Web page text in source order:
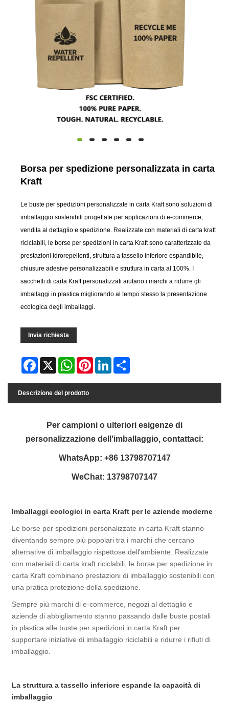
Borsa per spedizione personalizzata in carta
Kraft
Le buste per spedizioni personalizzate in carta Kraft sono soluzioni di
imballaggio sostenibili progettate per applicazioni di e-commerce,
vendita al dettaglio e spedizione. Realizzate con materiali di carta kraft
riciclabili, le borse per spedizioni in carta Kraft sono caratterizzate da
prestazioni idrorepellenti, struttura a tassello inferiore espandibile,
chiusure adesive personalizzabili e struttura in carta al 100%. I
sacchetti di carta Kraft personalizzati aiutano i marchi a ridurre gli
imballaggi in plastica migliorando al tempo stesso la presentazione
ecologica degli imballaggi.
Invia richiesta
Facebook
X WhatsAppPinterestLinkedIn
Descrizione del prodotto
Per campioni o ulteriori esigenze di
personalizzazione dell'imballaggio, contattaci:
WhatsApp: +86 13798707147
WeChat: 13798707147
Imballaggi ecologici in carta Kraft per le aziende moderne
Le borse per spedizioni personalizzate in carta Kraft stanno
diventando sempre più popolari tra i marchi che cercano
alternative di imballaggio rispettose dell'ambiente. Realizzate
con materiali di carta kraft riciclabili, le borse per spedizione in
carta Kraft combinano prestazioni di imballaggio sostenibili con
una pratica protezione della spedizione.
Sempre più marchi di e-commerce, negozi al dettaglio e
aziende di abbigliamento stanno passando dalle buste postali
in plastica alle buste per spedizioni in carta Kraft per
supportare iniziative di imballaggio riciclabili e ridurre i rifiuti di
imballaggio.
La struttura a tassello inferiore espande la capacità di
imballaggio